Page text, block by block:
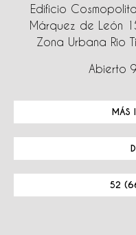
Edificio
Márquez de León
Zona Urbana Rio
Abierto
MÁS
52